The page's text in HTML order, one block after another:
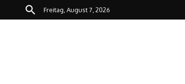
Zum Inhalt springen
Freitag, August 7, 2026